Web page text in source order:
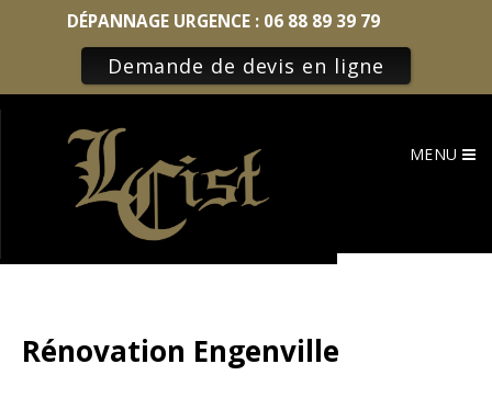
Skip
MENU
Rénovation Engenville
DÉPANNAGE URGENCE : 06 88 89 39 79
Demande de devis en ligne